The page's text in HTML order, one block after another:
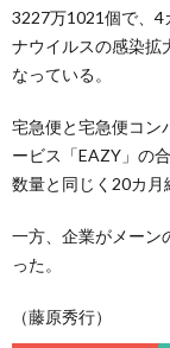
3227万1021個で、4
ナウイルスの感染拡
なっている。
宅急便と宅急便コン
ービス「EAZY」の
数量と同じく20カ月
一方、企業がメーン
った。
（藤原秀行）